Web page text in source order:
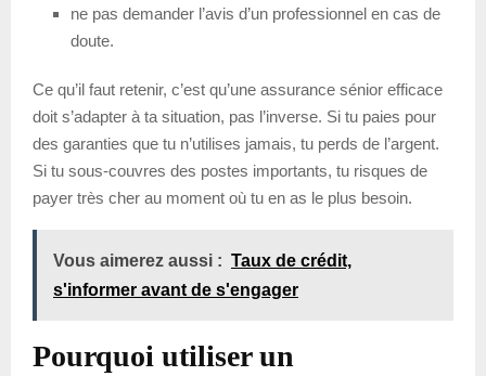
ne pas demander l’avis d’un professionnel en cas de
doute.
Ce qu’il faut retenir, c’est qu’une assurance sénior efficace
doit s’adapter à ta situation, pas l’inverse. Si tu paies pour
des garanties que tu n’utilises jamais, tu perds de l’argent.
Si tu sous-couvres des postes importants, tu risques de
payer très cher au moment où tu en as le plus besoin.
Vous aimerez aussi : Taux de crédit,
s'informer avant de s'engager
Pourquoi utiliser un